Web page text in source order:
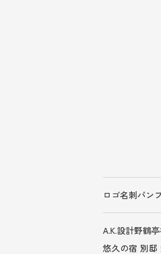
ロゴ名刺パン
A.K.設計野鶴亭
悠久の宿 別邸